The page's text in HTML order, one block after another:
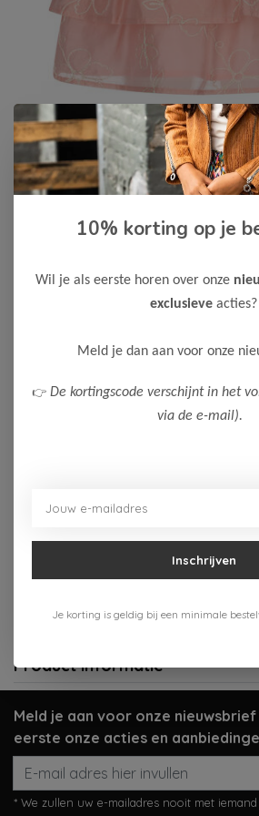
Le Chic
Le Chic Meisjes Rok
Gratis verzenden vanaf 75,-
Meer informatie?
Neem
Product informatie
Meld je aan voor onze
eerste onze acties en
* We zullen uw e-mailadres nooit met iemand
10% korting op je
Wil je als eerste horen over onze
exclusieve acties?
Meld je dan aan voor onze
👉 De kortingscode verschijnt in het
via de e-mail).
Inschrijven
Je korting is geldig bij een minimale